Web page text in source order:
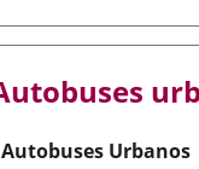
Autobuses Urbanos